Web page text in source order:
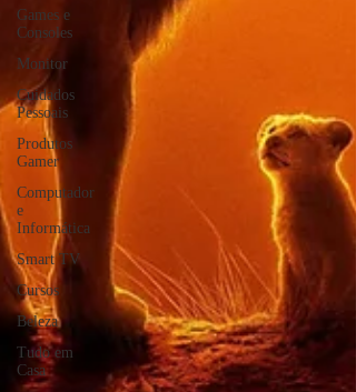
Games e
Consoles
Monitor
Cuidados
Pessoais
Produtos
Gamer
Computador
e
Informática
Smart TV
Cursos
Beleza
Tudo em
Casa